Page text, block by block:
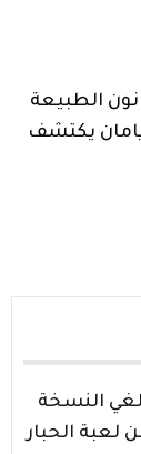
الطبيعة
9 .. يامان يكتشف
النسخة
لعبة الحبار